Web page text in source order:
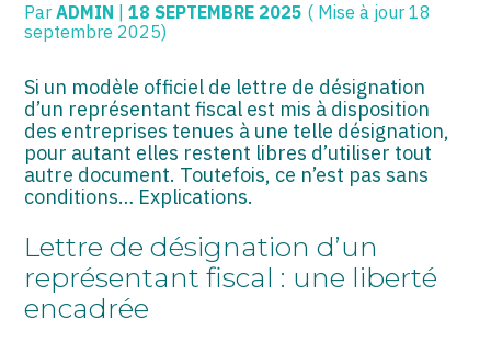
HOLDING
EXPATRIÉ NON RÉSIDANT
IMPATRIÉ / EXPATRIÉ
START-UP
SECTEUR AUDIOVISUEL
Être prêt pour la facturation
électronique
ParADMIN |18 SEPTEMBRE 2025 ( Mise à jour 18
septembre 2025)
Si un modèle officiel de lettre de désignation
d’un représentant fiscal est mis à disposition
des entreprises tenues à une telle désignation,
pour autant elles restent libres d’utiliser tout
autre document. Toutefois, ce n’est pas sans
conditions… Explications.
Lettre de désignation d’un
représentant fiscal : une liberté
encadrée